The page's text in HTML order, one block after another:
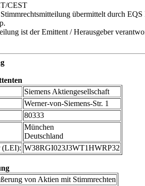
CEST
übermittelt durch EQS
ist der Emittent / Herausgeber
Siemens Aktiengesellschaft
Werner-von-Siemens-Str. 1
80333
München
Deutschland
(LEI): W38RGI023J3WT1HWRP32
von Aktien mit Stimmrechten